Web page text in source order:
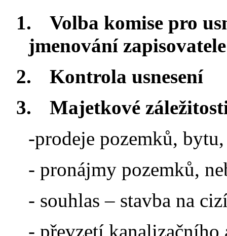
1.
Volba komise pro
jmenování zapisovatele
2.
Kontrola usnesení
3.
Majetkové
-prodeje pozemků,
- pronájmy pozemků,
- souhlas – stavba na
- převzetí